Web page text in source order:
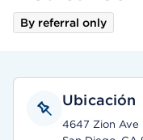
By referral only
Ubicación
4647 Zion Ave